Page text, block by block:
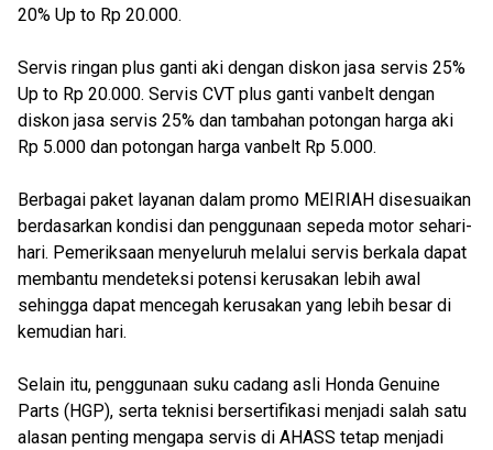
20% Up to Rp 20.000.
Servis ringan plus ganti aki dengan diskon jasa servis 25%
Up to Rp 20.000. Servis CVT plus ganti vanbelt dengan
diskon jasa servis 25% dan tambahan potongan harga aki
Rp 5.000 dan potongan harga vanbelt Rp 5.000.
Berbagai paket layanan dalam promo MEIRIAH disesuaikan
berdasarkan kondisi dan penggunaan sepeda motor sehari-
hari. Pemeriksaan menyeluruh melalui servis berkala dapat
membantu mendeteksi potensi kerusakan lebih awal
sehingga dapat mencegah kerusakan yang lebih besar di
kemudian hari.
Selain itu, penggunaan suku cadang asli Honda Genuine
Parts (HGP), serta teknisi bersertifikasi menjadi salah satu
alasan penting mengapa servis di AHASS tetap menjadi